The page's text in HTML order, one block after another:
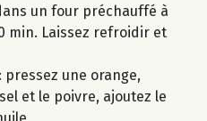
un four préchauffé à
min. Laissez refroidir et
une orange,
et le poivre, ajoutez le